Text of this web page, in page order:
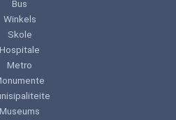
Bus
Winkels
Skole
Hospitale
Metro
Museums